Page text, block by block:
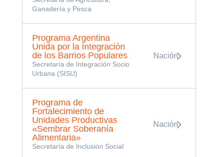
Ganadería y Pesca
Programa Argentina
Unida por la Integración
de los Barrios Populares
Secretaría de Integración Socio
Urbana (SISU)
Nación
Programa de
Fortalecimiento de
Unidades Productivas
«Sembrar Soberanía
Alimentaria»
Secretaría de Inclusión Social
Nación